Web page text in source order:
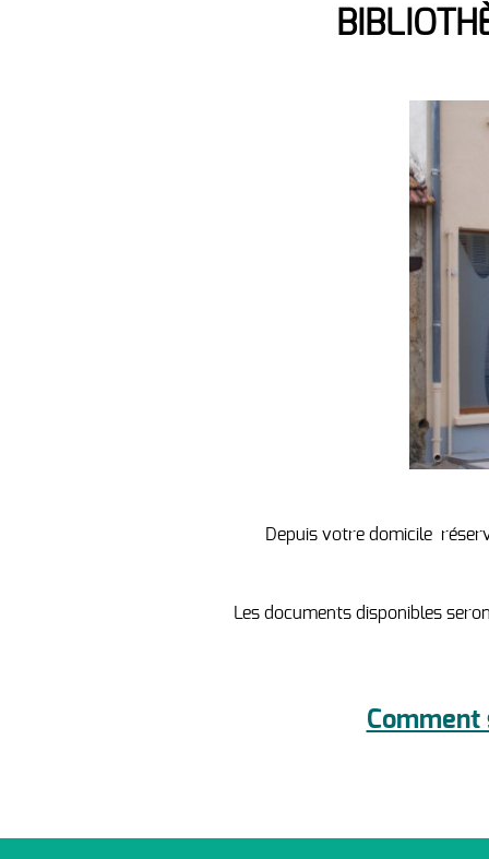
Depuis votre domicile
Les documents disponibles
Comment